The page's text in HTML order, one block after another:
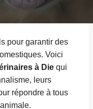
pour garantir des
Voici
à Die qui
leurs
répondre à tous